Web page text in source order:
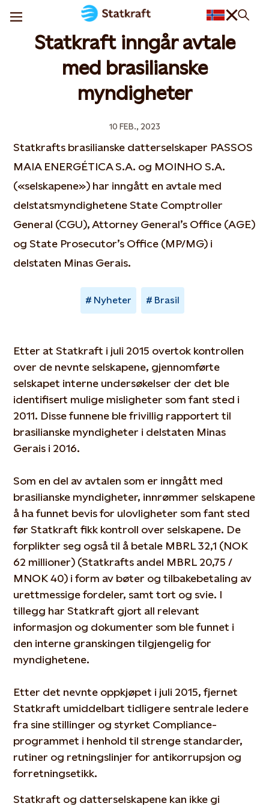
Statkraft inngår avtale
med brasilianske
myndigheter
10 FEB., 2023
Statkrafts brasilianske datterselskaper PASSOS
MAIA ENERGÉTICA S.A. og MOINHO S.A.
(«selskapene») har inngått en avtale med
delstatsmyndighetene State Comptroller
General (CGU), Attorney General’s Office (AGE)
og State Prosecutor’s Office (MP/MG) i
delstaten Minas Gerais.
Nyheter Brasil
Etter at Statkraft i juli 2015 overtok kontrollen
over de nevnte selskapene, gjennomførte
selskapet interne undersøkelser der det ble
identifisert mulige misligheter som fant sted i
2011. Disse funnene ble frivillig rapportert til
brasilianske myndigheter i delstaten Minas
Gerais i 2016.
Som en del av avtalen som er inngått med
brasilianske myndigheter, innrømmer selskapene
å ha funnet bevis for ulovligheter som fant sted
før Statkraft fikk kontroll over selskapene. De
forplikter seg også til å betale MBRL 32,1 (NOK
62 millioner) (Statkrafts andel MBRL 20,75 /
MNOK 40) i form av bøter og tilbakebetaling av
urettmessige fordeler, samt tort og svie. I
tillegg har Statkraft gjort all relevant
informasjon og dokumenter som ble funnet i
den interne granskingen tilgjengelig for
myndighetene.
Etter det nevnte oppkjøpet i juli 2015, fjernet
Statkraft umiddelbart tidligere sentrale ledere
fra sine stillinger og styrket Compliance-
programmet i henhold til strenge standarder,
rutiner og retningslinjer for antikorrupsjon og
forretningsetikk.
Statkraft og datterselskapene kan ikke gi